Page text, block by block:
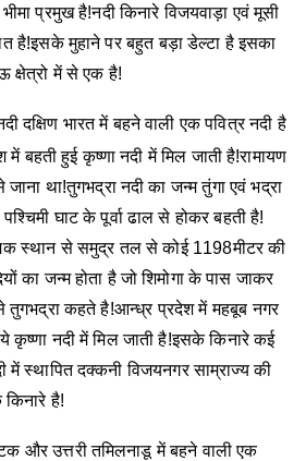
प्रमुख है!नदी किनारे विजयवाड़ा एवं मूसी
है!इसके मुहाने पर बहुत बड़ा डेल्टा है इसका
क्षेत्रो में से एक है!
दक्षिण भारत में बहने वाली एक पवित्र नदी है
बहती हुई कृष्णा नदी में मिल जाती है!रामायण
था!तुगभद्रा नदी का जन्म तुंगा एवं भद्रा
घाट के पूर्वा ढाल से होकर बहती है!
स्थान से समुद्र तल से कोई 1198मीटर की
का जन्म होता है जो शिमोगा के पास जाकर
तुगभद्रा कहते है!आन्ध्र प्रदेश में महबूब नगर
कृष्णा नदी में मिल जाती है!इसके किनारे कई
में स्थापित दक्कनी विजयनगर साम्राज्य की
किनारे है!
और उत्तरी तमिलनाडू में बहने वाली एक